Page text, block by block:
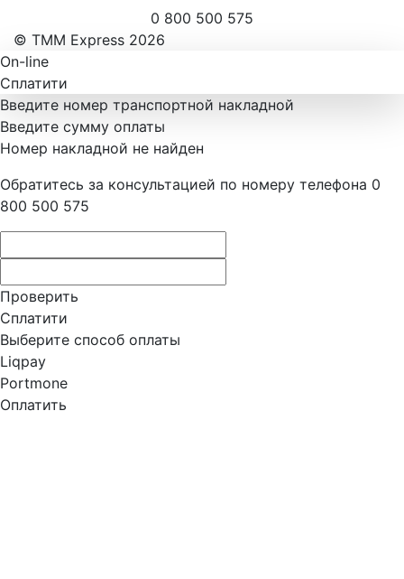
0 800 500 575
© ТММ Express 2026
On-line
Сплатити
Введите номер транспортной накладной
Введите сумму оплаты
Номер накладной не найден
Обратитесь за консультацией по номеру телефона 0
800 500 575
Проверить
Сплатити
Выберите способ оплаты
Liqpay
Portmone
Оплатить